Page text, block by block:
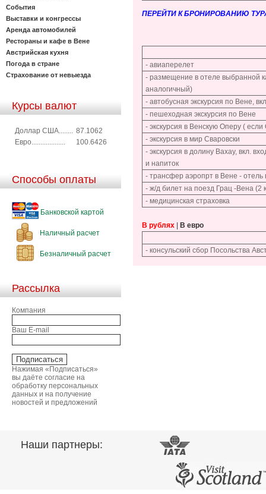
События
Выставки и конгрессы
Аренда автомобилей
Рестораны и кафе в Вене
Австрийская кухня
Погода в стране
Страхование от невыезда
Курсы валют
Доллар США........ 87.1062
Евро...................
100.6426
Способы оплаты
Банковской картой
Наличный расчет
Безналичный расчет
Рассылка
Компания
Ваш E-mail
Нажимая «Подписаться»
вы даёте согласие на
обработку персональных
данных и на получение
новостей и предложений
ПЕРЕЙТИ К БРОНИРОВАНИЮ
- авиаперелет
- размещение в отеле выбранной
аналогичный)
- автобусная экскурсия по Вене,
- пешеходная экскурсия по Вене
- экскурсия в Венскую Оперу (
- экскурсия в мир Сваровски
- экскурсия в долину Вахау, вкл.
и напиток
- трансфер аэропрт в Вене - отель
- ж/д билет на поезд Грац -Вена (2
- медицинская страховка
В рублях В евро
- консульский сбор Посольства
Наши партнеры: